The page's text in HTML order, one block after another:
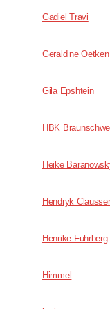
Gadiel Travi
Geraldine Oetken
Gila Epshtein
HBK
Heike
Hendryk
Henrike Fuhrberg
Himmel